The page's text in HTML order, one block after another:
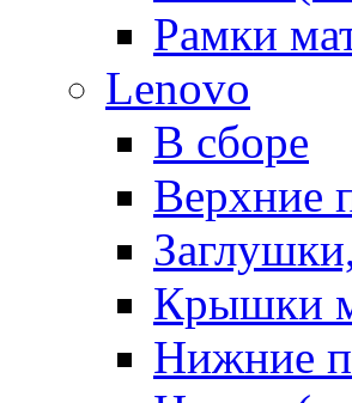
Рамки
Lenovo
В сборе
Верхние
Крышки
Нижние